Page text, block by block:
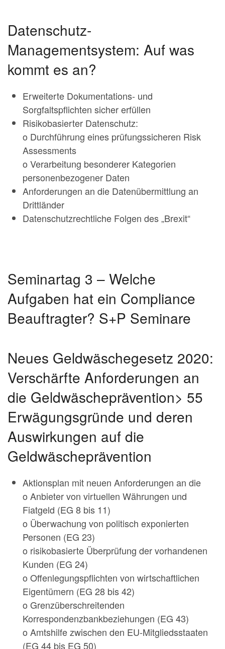
Datenschutz-
Managementsystem: Auf was
kommt es an?
Erweiterte Dokumentations- und
Sorgfaltspflichten sicher erfüllen
Risikobasierter Datenschutz:
o Durchführung eines prüfungssicheren Risk
Assessments
o Verarbeitung besonderer Kategorien
personenbezogener Daten
Anforderungen an die Datenübermittlung an
Drittländer
Datenschutzrechtliche Folgen des „Brexit“
Seminartag 3 – Welche
Aufgaben hat ein Compliance
Beauftragter? S+P Seminare
Neues Geldwäschegesetz 2020:
Verschärfte Anforderungen an
die Geldwäscheprävention> 55
Erwägungsgründe und deren
Auswirkungen auf die
Geldwäscheprävention
Aktionsplan mit neuen Anforderungen an die
o Anbieter von virtuellen Währungen und
Fiatgeld (EG 8 bis 11)
o Überwachung von politisch exponierten
Personen (EG 23)
o risikobasierte Überprüfung der vorhandenen
Kunden (EG 24)
o Offenlegungspflichten von wirtschaftlichen
Eigentümern (EG 28 bis 42)
o Grenzüberschreitenden
Korrespondenzbankbeziehungen (EG 43)
o Amtshilfe zwischen den EU-Mitgliedsstaaten
(EG 44 bis EG 50)